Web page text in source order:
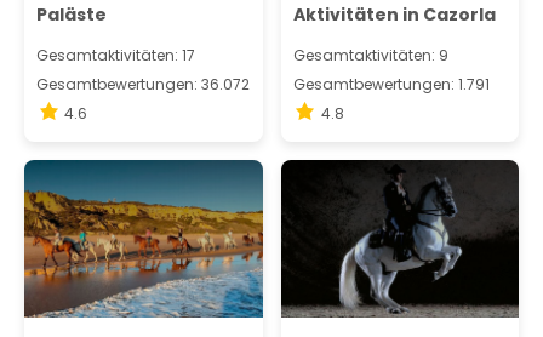
Paläste
Gesamtaktivitäten: 17
Gesamtbewertungen: 36.072
4.6
Aktivitäten in Cazorla
Gesamtaktivitäten: 9
Gesamtbewertungen: 1.791
4.8